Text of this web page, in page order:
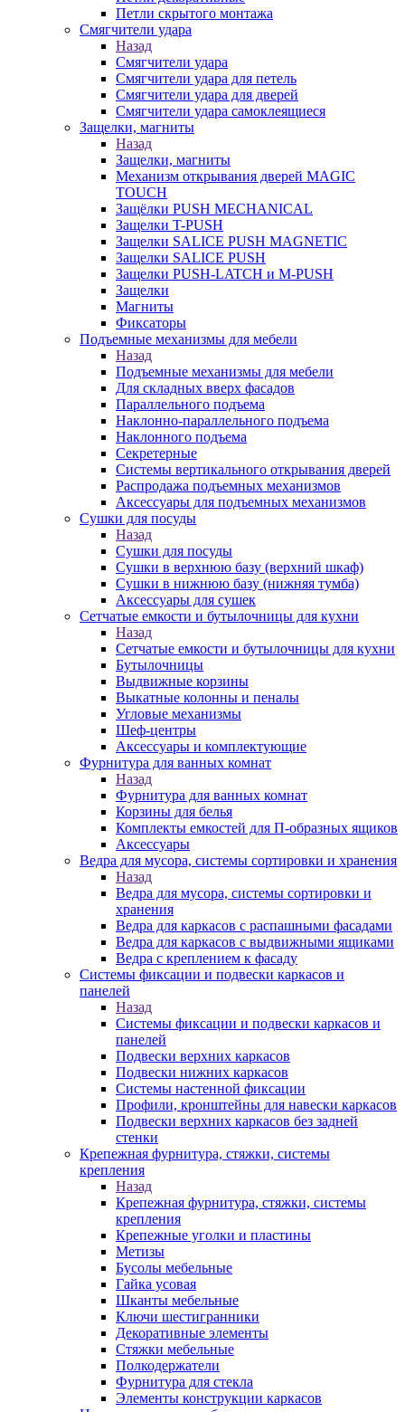
Петли скрытого монтажа
Смягчители удара
Назад
Смягчители удара
Смягчители удара для петель
Смягчители удара для дверей
Cмягчители удара самоклеящиеся
Защелки, магниты
Назад
Защелки, магниты
Механизм открывания дверей MAGIC
TOUCH
Защёлки PUSH MECHANICAL
Защелки T-PUSH
Защелки SALICE PUSH MAGNETIC
Защелки SALICE PUSH
Защелки PUSH-LATCH и M-PUSH
Защелки
Магниты
Фиксаторы
Подъемные механизмы для мебели
Назад
Подъемные механизмы для мебели
Для складных вверх фасадов
Параллельного подъема
Наклонно-параллельного подъема
Наклонного подъема
Секретерные
Системы вертикального открывания дверей
Распродажа подъемных механизмов
Аксессуары для подъемных механизмов
Сушки для посуды
Назад
Сушки для посуды
Сушки в верхнюю базу (верхний шкаф)
Сушки в нижнюю базу (нижняя тумба)
Аксессуары для сушек
Сетчатые емкости и бутылочницы для кухни
Назад
Сетчатые емкости и бутылочницы для кухни
Бутылочницы
Выдвижные корзины
Выкатные колонны и пеналы
Угловые механизмы
Шеф-центры
Аксессуары и комплектующие
Фурнитура для ванных комнат
Назад
Фурнитура для ванных комнат
Корзины для белья
Комплекты емкостей для П-образных ящиков
Аксессуары
Ведра для мусора, системы сортировки и хранения
Назад
Ведра для мусора, системы сортировки и
хранения
Ведра для каркасов с распашными фасадами
Ведра для каркасов с выдвижными ящиками
Ведра с креплением к фасаду
Системы фиксации и подвески каркасов и
панелей
Назад
Системы фиксации и подвески каркасов и
панелей
Подвески верхних каркасов
Подвески нижних каркасов
Системы настенной фиксации
Профили, кронштейны для навески каркасов
Подвески верхних каркасов без задней
стенки
Крепежная фурнитура, стяжки, системы
крепления
Назад
Крепежная фурнитура, стяжки, системы
крепления
Крепежные уголки и пластины
Метизы
Бусолы мебельные
Гайка усовая
Шканты мебельные
Ключи шестигранники
Декоративные элементы
Стяжки мебельные
Полкодержатели
Фурнитура для стекла
Элементы конструкции каркасов